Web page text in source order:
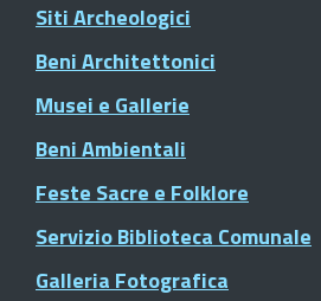
Siti Archeologici
Beni Architettonici
Musei e Gallerie
Beni Ambientali
Feste Sacre e Folklore
Servizio Biblioteca Comunale
Galleria Fotografica